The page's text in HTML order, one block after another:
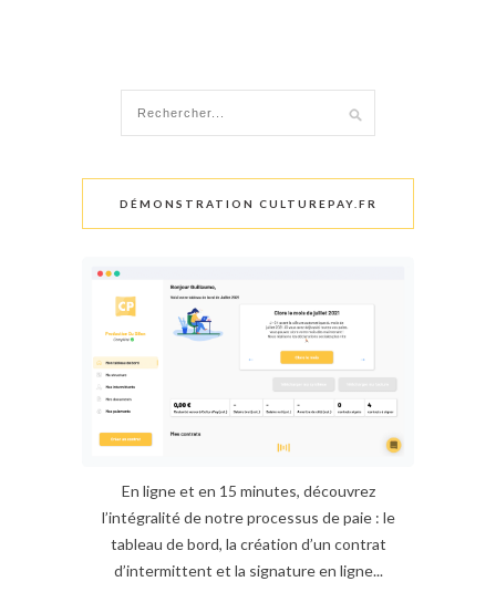
DÉMONSTRATION CULTUREPAY.FR
En ligne et en 15 minutes, découvrez
l’intégralité de notre processus de paie : le
tableau de bord, la création d’un contrat
d’intermittent et la signature en ligne...